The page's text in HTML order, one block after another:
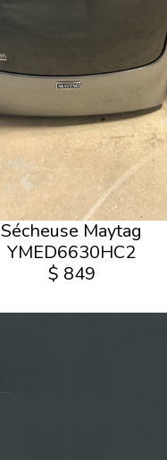
Sécheuse Maytag
YMED6630HC2
$ 849